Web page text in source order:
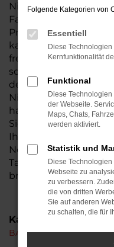
Niddatal und
Fahrzeug ist
Preis-Leistungs-
kauft, darf sich
freuen. Unser
somit sind wir ein
der Gründung in der
Niddatal ist der Weg
haben auch Sie
Sie herzlich ein, uns
Ihren BAW 212
Neuwagen oder
Tageszulassungen
breites Sortiment
Kategorie
BAW 212 Neuwagen
Folgende Kategorien von
Essentiell
Diese
Kernfunktionalität
Funktional
Diese
der Webseite.
Maps, Chats,
werden aktiviert.
Statistik und
Diese
Webseite zu
zu verbessern.
die von dritten
Sie auf anderen
zu schalten, die für